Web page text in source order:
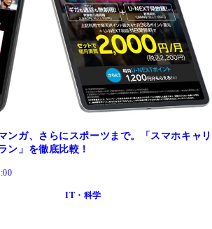
ンガ、さらにスポーツまで。「スマホキャリ
ン」を徹底比較！
IT・科学